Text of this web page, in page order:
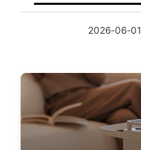
2026-06-01